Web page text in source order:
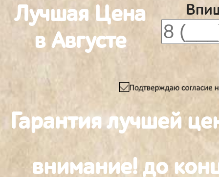
Лучшая Цена
в Августе
Гарантия лучшей
внимание! до